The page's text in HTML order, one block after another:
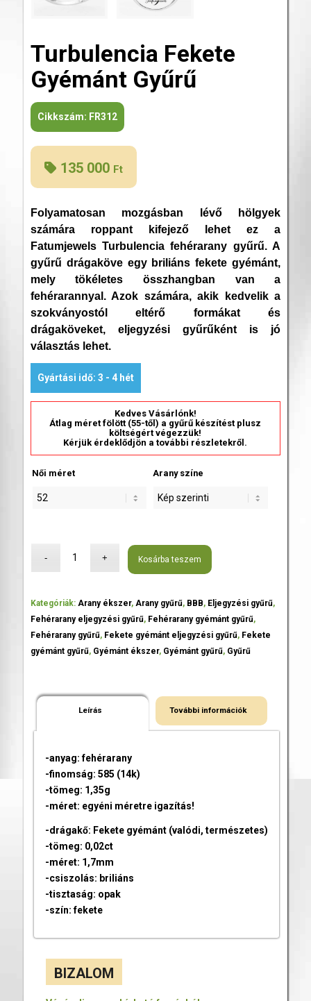
Turbulencia Fekete
Gyémánt Gyűrű
Cikkszám: FR312
135 000 Ft
Folyamatosan mozgásban lévő hölgyek
számára roppant kifejező lehet ez a
Fatumjewels Turbulencia fehérarany gyűrű. A
gyűrű drágaköve egy briliáns fekete gyémánt,
mely tökéletes összhangban van a
fehérarannyal. Azok számára, akik kedvelik a
szokványostól eltérő formákat és
drágaköveket, eljegyzési gyűrűként is jó
választás lehet.
Gyártási idő: 3 - 4 hét
Kedves Vásárlónk!
Átlag méret fölött (55-től) a gyűrű készítést plusz
költségért végezzük!
Kérjük érdeklődjön a további részletekről.
Női méret Arany színe
Kosárba teszem
Kategóriák: Arany ékszer, Arany gyűrű, BBB, Eljegyzési gyűrű,
Fehérarany eljegyzési gyűrű, Fehérarany gyémánt gyűrű,
Fehérarany gyűrű, Fekete gyémánt eljegyzési gyűrű, Fekete
gyémánt gyűrű, Gyémánt ékszer, Gyémánt gyűrű, Gyűrű
Leírás További információk
-anyag: fehérarany
-finomság: 585 (14k)
-tömeg: 1,35g
-méret: egyéni méretre igazítás!
-drágakő: Fekete gyémánt (valódi, természetes)
-tömeg: 0,02ct
-méret: 1,7mm
-csiszolás: briliáns
-tisztaság: opak
-szín: fekete
BIZALOM